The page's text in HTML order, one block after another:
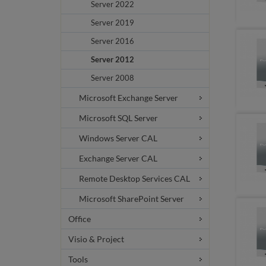
Server 2022
Server 2019
Server 2016
Server 2012
Server 2008
Microsoft Exchange Server
Microsoft SQL Server
Windows Server CAL
Exchange Server CAL
Remote Desktop Services CAL
Microsoft SharePoint Server
Office
Visio & Project
Tools